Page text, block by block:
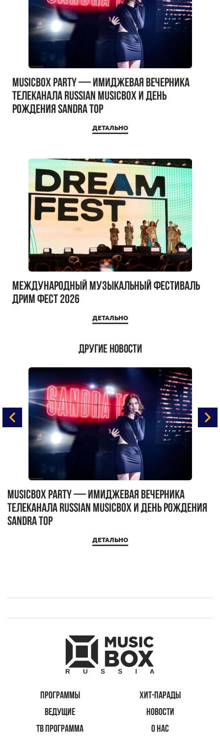
MUSICBOX PARTY — имиджевая вечерника
телеканала RUSSIAN MUSICBOX и день
рождения Sandra Top
ДЕТАЛЬНО
Международный музыкальный фестиваль
ДРИМ ФЕСТ 2026
ДЕТАЛЬНО
Другие новости
MUSICBOX PARTY — имиджевая вечерника
телеканала RUSSIAN MUSICBOX и день рождения
Sandra Top
ДЕТАЛЬНО
ПРОГРАММЫ
ХИТ-ПАРАДЫ
ВЕДУЩИЕ
НОВОСТИ
ТВ ПРОГРАММА
О НАС